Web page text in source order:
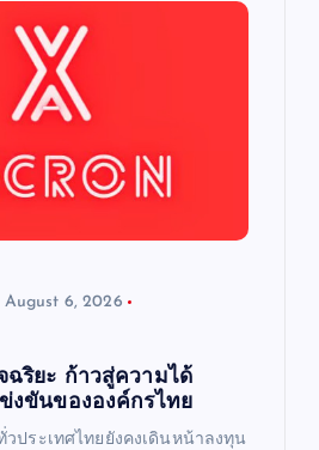
August 6, 2026
ฉริยะ ก้าวสู่ความได้
งขันขององค์กรไทย
ประเทศไทยยังคงเดินหน้าลงทุน